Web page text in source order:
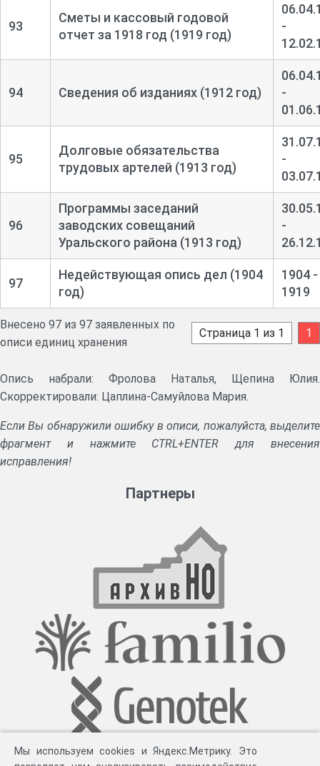
93
Сметы и кассовый годовой
отчет за 1918 год (1919 год)
-
94 Сведения об изданиях (1912 год)
-
95
Долговые обязательства
трудовых артелей (1913 год)
-
96
Программы заседаний
заводских совещаний
Уральского района (1913 год)
-
97
Недействующая опись дел (1904
год)
1904 -
1919
Внесено 97 из 97 заявленных по
описи единиц хранения
Страница 1 из 1 1
Опись набрали: Фролова Наталья, Щепина Юлия.
Скорректировали: Цаплина-Самуйлова Мария.
Если Вы обнаружили ошибку в описи, пожалуйста, выделите
фрагмент и нажмите CTRL+ENTER для внесения
исправления!
Партнеры
Мы используем cookies и Яндекс.Метрику. Это